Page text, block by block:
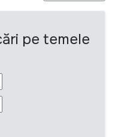
pe temele